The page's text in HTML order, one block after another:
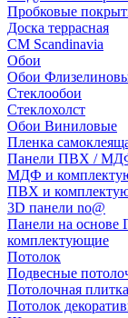
Пробковые
Доска террасная
CM Scandinavia
Обои
Обои
Стеклообои
Стеклохолст
Обои Виниловые
Пленка
Панели ПВХ /
МДФ и
ПВХ и
3D панели no@
Панели на
комплектующие
Потолок
Подвесные
Потолочная
Потолок